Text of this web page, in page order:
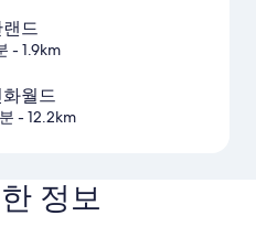
드
- 1.9km
월드
- 12.2km
정보